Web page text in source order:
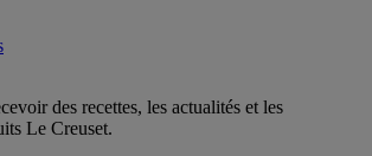
des recettes, les actualités et les
Le Creuset.